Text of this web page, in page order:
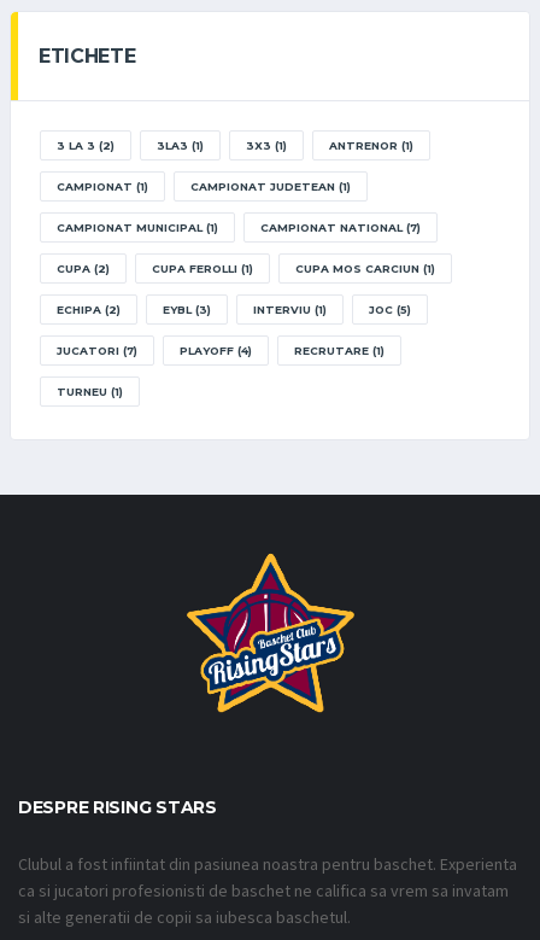
ETICHETE
3 LA 3 (2) 3LA3 (1) 3X3 (1) ANTRENOR (1)
CAMPIONAT (1) CAMPIONAT JUDETEAN (1)
CAMPIONAT MUNICIPAL (1) CAMPIONAT NATIONAL (7)
CUPA (2) CUPA FEROLLI (1) CUPA MOS CARCIUN (1)
ECHIPA (2) EYBL (3) INTERVIU (1) JOC (5)
JUCATORI (7) PLAYOFF (4) RECRUTARE (1)
TURNEU (1)
DESPRE RISING STARS
Clubul a fost infiintat din pasiunea noastra pentru baschet. Experienta
ca si jucatori profesionisti de baschet ne califica sa vrem sa invatam
si alte generatii de copii sa iubesca baschetul.